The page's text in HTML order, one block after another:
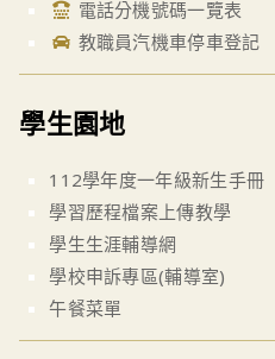
電話分機號碼一覽表
教職員汽機車停車登記
學生園地
112學年度一年級新生手冊
學習歷程檔案上傳教學
學生生涯輔導網
學校申訴專區(輔導室)
午餐菜單